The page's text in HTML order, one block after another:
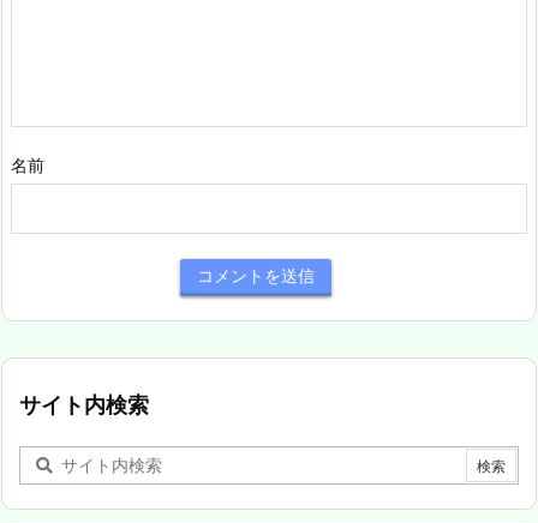
名前
サイト内検索